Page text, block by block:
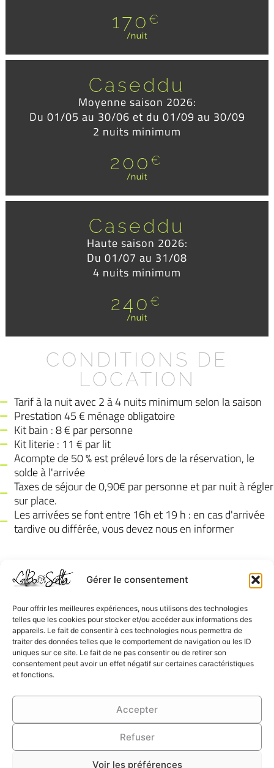
Gérer le consentement
Pour offrir les meilleures expériences, nous utilisons des technologies
telles que les cookies pour stocker et/ou accéder aux informations des
appareils. Le fait de consentir à ces technologies nous permettra de
traiter des données telles que le comportement de navigation ou les ID
uniques sur ce site. Le fait de ne pas consentir ou de retirer son
consentement peut avoir un effet négatif sur certaines caractéristiques
et fonctions.
Accepter
Refuser
Voir les préférences
170 €
/nuit
Caseddu
Moyenne saison 2026:
Du 01/05 au 30/06 et du 01/09 au 30/09
2 nuits minimum
200 €
/nuit
Caseddu
Haute saison 2026:
Du 01/07 au 31/08
4 nuits minimum
240 €
/nuit
CONDITIONS DE
LOCATION
Tarif à la nuit avec 2 à 4 nuits minimum selon la saison
Prestation 45 € ménage obligatoire
Kit bain : 8 € par personne
Kit literie : 11 € par lit
Acompte de 50 % est prélevé lors de la réservation, le
solde à l'arrivée
Taxes de séjour de 0,90€ par personne et par nuit à régler
sur place.
Les arrivées se font entre 16h et 19 h : en cas d'arrivée
tardive ou différée, vous devez nous en informer
Lieu dit
Mundone
20133
06 13 53 06
59
Contact
Conditions
générales de
vente
Politique de